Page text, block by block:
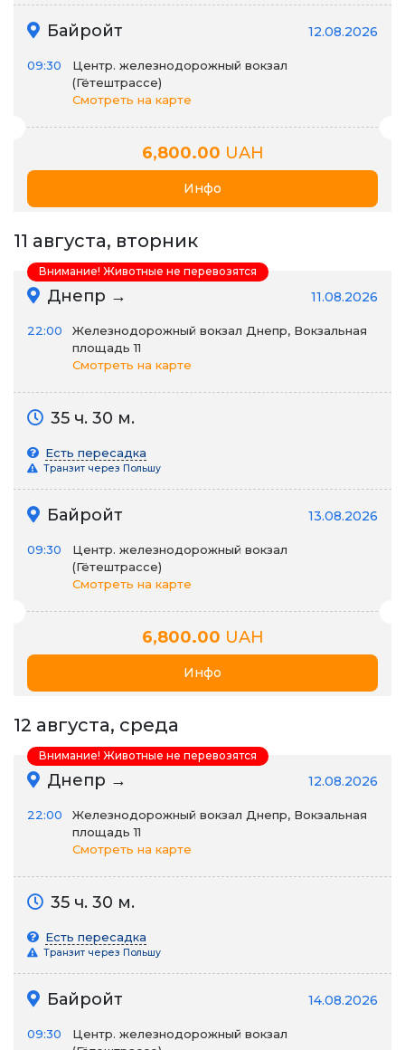
Байройт 12.08.2026
09:30
Центр. железнодорожный вокзал
(Гётештрассе)
Смотреть на карте
6,800.00 UAH
Инфо
11 августа, вторник
Днепр → 11.08.2026
22:00
Железнодорожный вокзал Днепр, Вокзальная
площадь 11
Смотреть на карте
35 ч. 30 м.
Есть пересадка
Транзит через Польшу
Байройт 13.08.2026
09:30
Центр. железнодорожный вокзал
(Гётештрассе)
Смотреть на карте
6,800.00 UAH
Инфо
Внимание! Животные не перевозятся
12 августа, среда
Днепр → 12.08.2026
22:00
Железнодорожный вокзал Днепр, Вокзальная
площадь 11
Смотреть на карте
35 ч. 30 м.
Есть пересадка
Транзит через Польшу
Байройт 14.08.2026
09:30
Центр. железнодорожный вокзал
Внимание! Животные не перевозятся